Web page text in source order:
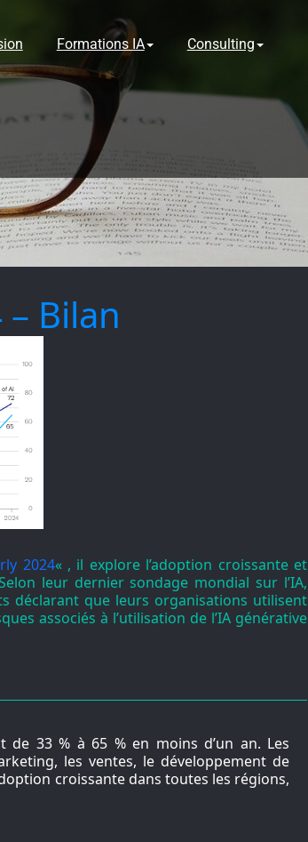
Formations IA Consulting
Bilan
2024« , il explore l’adoption croissante et
leur dernier sondage mondial sur l’IA,
déclarant que leurs organisations utilisent
associés à l’utilisation de l’IA générative
de 33 % à 65 % en moins d’un an. Les
les ventes, le développement de
croissante dans toutes les régions,